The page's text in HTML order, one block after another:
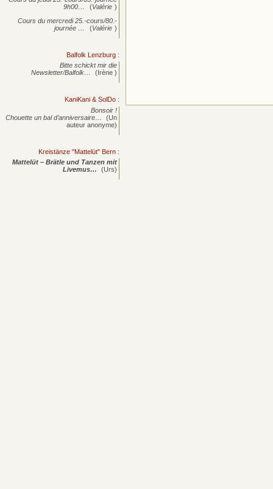
9h00…
(Valérie )
Cours du mercredi 25.-cours/80.-
journée … (Valérie )
Balfolk Lenzburg :
Bitte schickt mir die
Newsletter/Balfolk…
(Irène )
KaniKani & SolDo :
Bonsoir !
Chouette un bal d’anniversaire…
(Un
auteur anonyme)
Kreistänze "Mattelüt" Bern :
Mattelüt – Brätle und Tanzen mit
Livemus…
(Urs)